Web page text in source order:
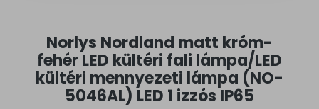
Norlys Nordland matt króm-
fehér LED kültéri fali lámpa/LED
kültéri mennyezeti lámpa (NO-
5046AL) LED 1 izzós IP65